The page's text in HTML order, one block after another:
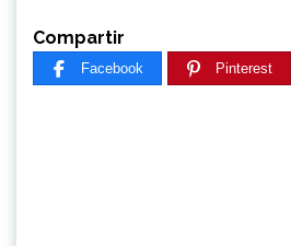
Compartir
Facebook Pinterest